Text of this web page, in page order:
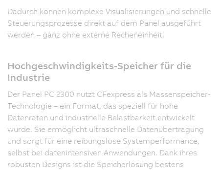
Dadurch können komplexe Visualisierungen und schnelle
Steuerungsprozesse direkt auf dem Panel ausgeführt
werden – ganz ohne externe Recheneinheit.
Hochgeschwindigkeits-Speicher für die
Industrie
Der Panel PC 2300 nutzt CFexpress als Massenspeicher-
Technologie – ein Format, das speziell für hohe
Datenraten und industrielle Belastbarkeit entwickelt
wurde. Sie ermöglicht ultraschnelle Datenübertragung
und sorgt für eine reibungslose Systemperformance,
selbst bei datenintensiven Anwendungen. Dank ihres
robusten Designs ist die Speicherlösung bestens